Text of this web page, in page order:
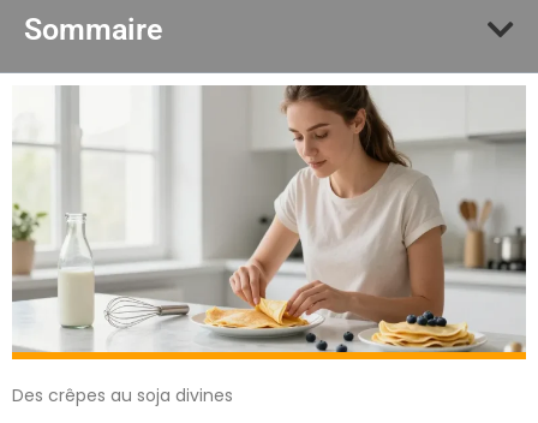
Sommaire
Des crêpes au soja divines